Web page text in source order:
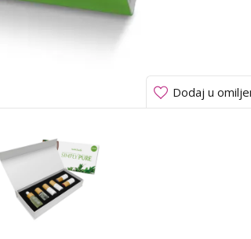
Dodaj u